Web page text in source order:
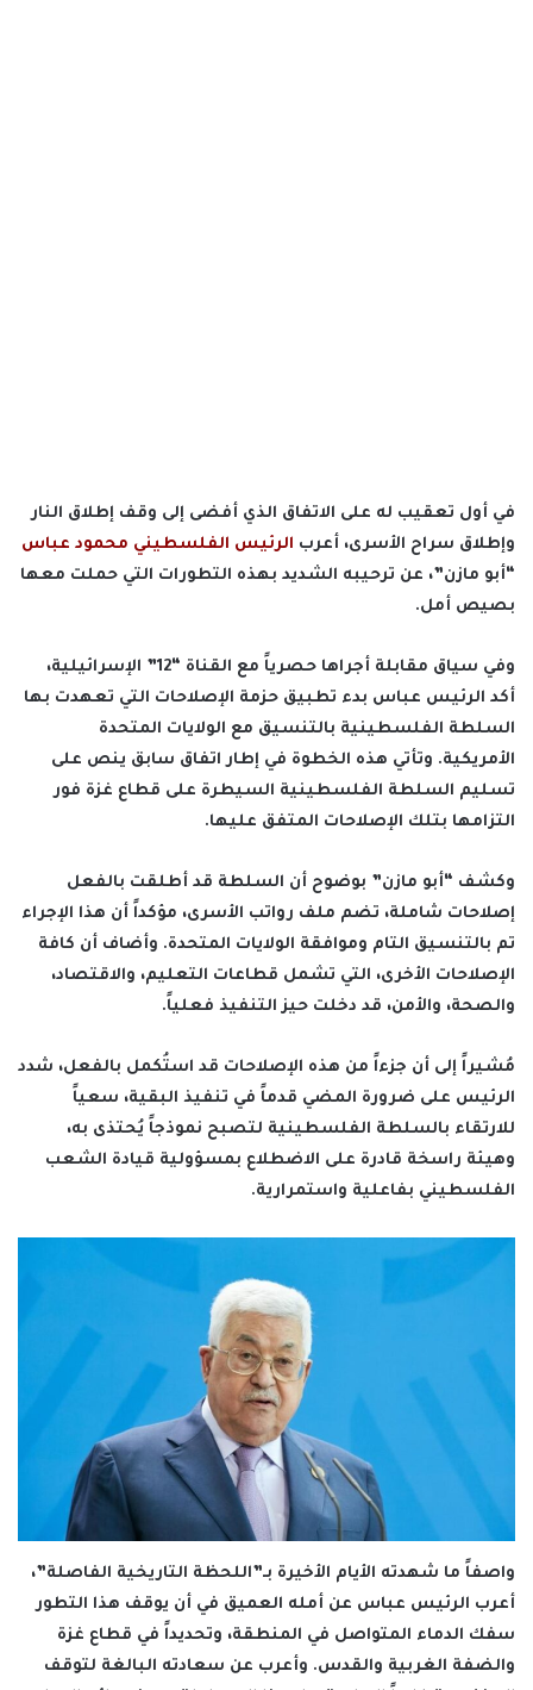
في أول تعقيب له على الاتفاق الذي أفضى إلى وقف إطلاق النار
وإطلاق سراح الأسرى، أعرب الرئيس الفلسطيني محمود عباس
“أبو مازن”، عن ترحيبه الشديد بهذه التطورات التي حملت معها
بصيص أمل.
وفي سياق مقابلة أجراها حصرياً مع القناة “12” الإسرائيلية،
أكد الرئيس عباس بدء تطبيق حزمة الإصلاحات التي تعهدت بها
السلطة الفلسطينية بالتنسيق مع الولايات المتحدة
الأمريكية. وتأتي هذه الخطوة في إطار اتفاق سابق ينص على
تسليم السلطة الفلسطينية السيطرة على قطاع غزة فور
التزامها بتلك الإصلاحات المتفق عليها.
وكشف “أبو مازن” بوضوح أن السلطة قد أطلقت بالفعل
إصلاحات شاملة، تضم ملف رواتب الأسرى، مؤكداً أن هذا الإجراء
تم بالتنسيق التام وموافقة الولايات المتحدة. وأضاف أن كافة
الإصلاحات الأخرى، التي تشمل قطاعات التعليم، والاقتصاد،
والصحة، والأمن، قد دخلت حيز التنفيذ فعلياً.
مُشيراً إلى أن جزءاً من هذه الإصلاحات قد استُكمل بالفعل، شدد
الرئيس على ضرورة المضي قدماً في تنفيذ البقية، سعياً
للارتقاء بالسلطة الفلسطينية لتصبح نموذجاً يُحتذى به،
وهيئة راسخة قادرة على الاضطلاع بمسؤولية قيادة الشعب
الفلسطيني بفاعلية واستمرارية.
واصفاً ما شهدته الأيام الأخيرة بـ”اللحظة التاريخية الفاصلة”،
أعرب الرئيس عباس عن أمله العميق في أن يوقف هذا التطور
سفك الدماء المتواصل في المنطقة، وتحديداً في قطاع غزة
والضفة الغربية والقدس. وأعرب عن سعادته البالغة لتوقف